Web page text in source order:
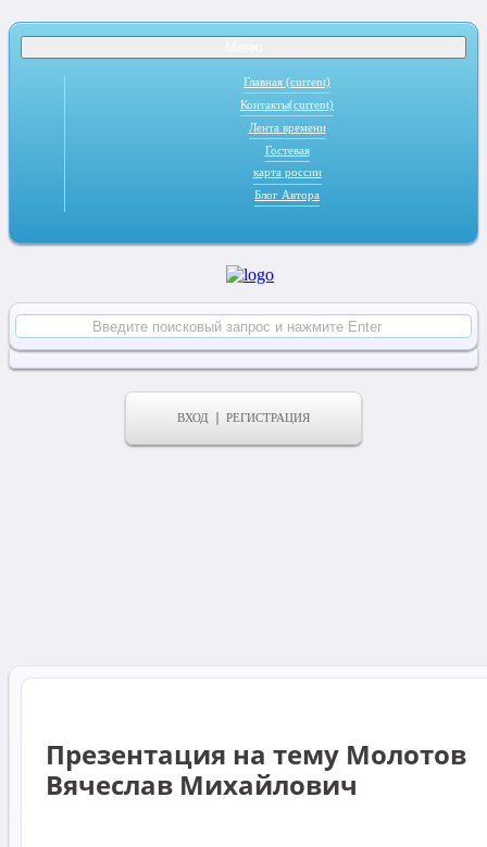
Главная (current)
Контакты(current)
Лента времени
Гостевая
карта россии
Блог Автора
ВХОД РЕГИСТРАЦИЯ
Презентация на тему Молотов
Вячеслав Михайлович